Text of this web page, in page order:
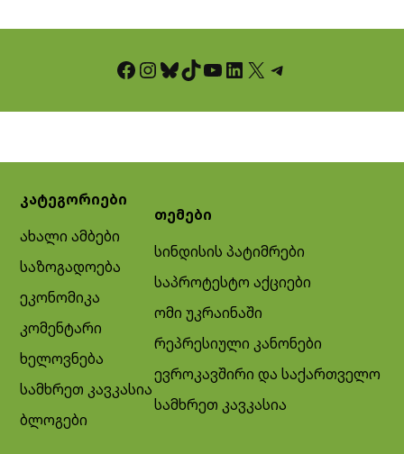
Facebook InstagramBluesky TikTok YouTube LinkedIn X Telegram
კატეგორიები
ახალი ამბები
საზოგადოება
ეკონომიკა
კომენტარი
ხელოვნება
სამხრეთ კავკასია
ბლოგები
თემები
სინდისის პატიმრები
საპროტესტო აქციები
ომი უკრაინაში
რეპრესიული კანონები
ევროკავშირი და საქართველო
სამხრეთ კავკასია